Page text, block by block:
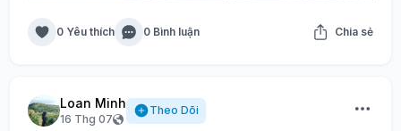
0 Yêu thích 0 Bình luận Chia sẻ
Loan Minh
16 Thg 07
Theo Dõi